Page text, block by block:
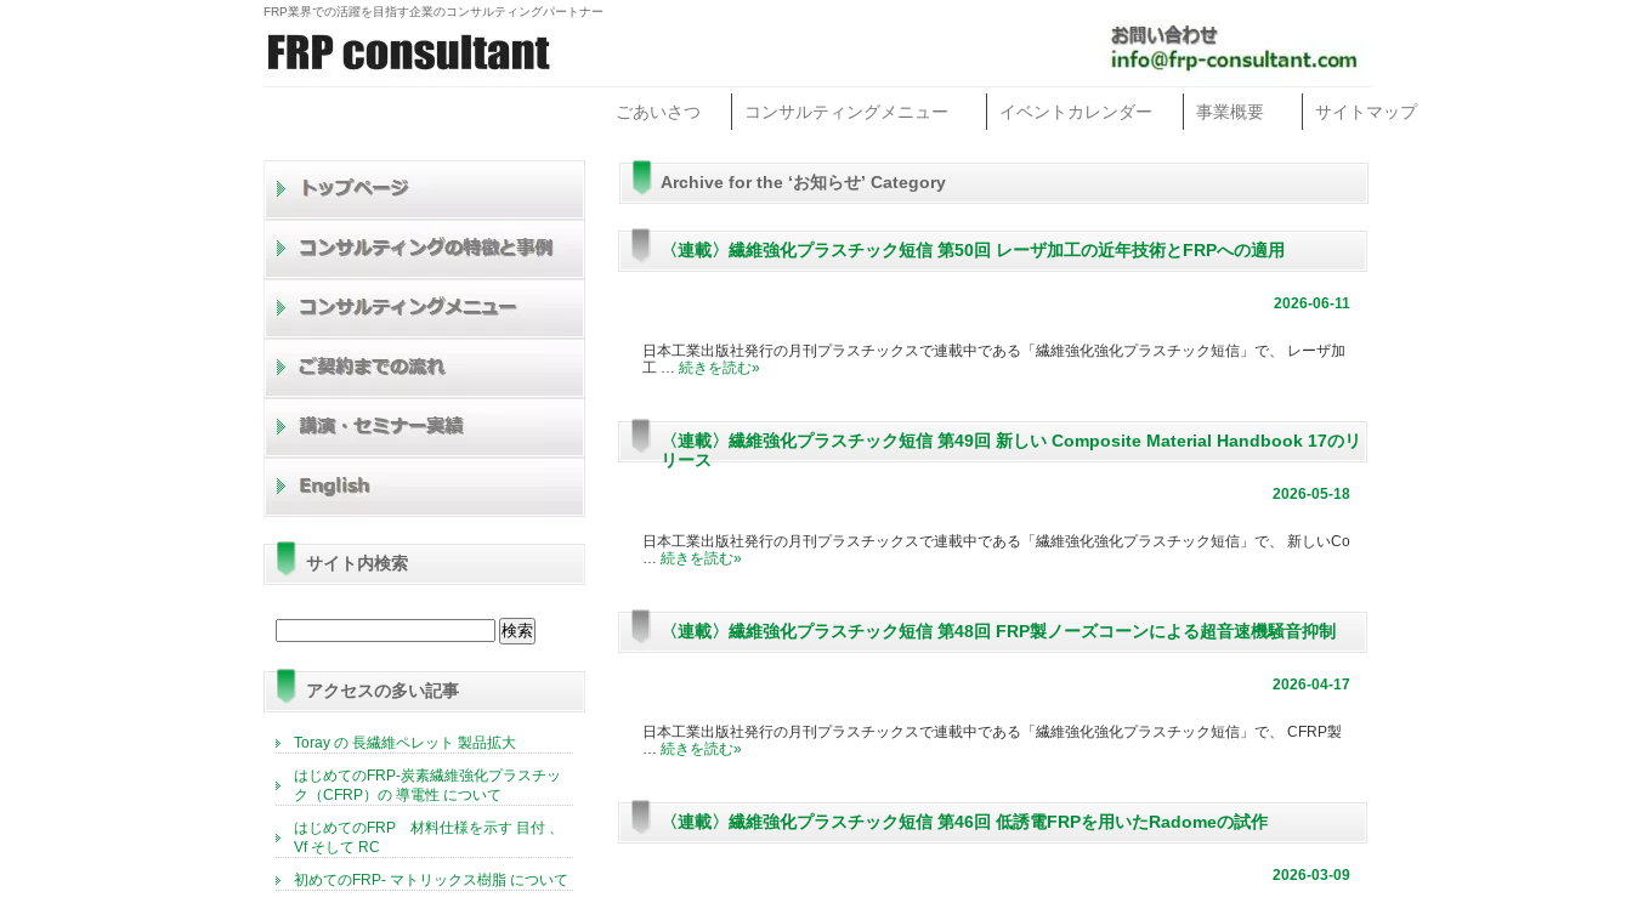
FRP業界での活躍を目指す企業のコンサルティングパートナー
ごあいさつ コンサルティングメニュー イベントカレンダー 事業概要 サイトマップ
Archive for the ‘お知らせ’ Category
〈連載〉繊維強化プラスチック短信 第50回 レーザ加工の近年技術とFRPへの適用
2026-06-11
日本工業出版社発行の月刊プラスチックスで連載中である「繊維強化強化プラスチック短信」で、 レーザ加
工 … 続きを読む»
〈連載〉繊維強化プラスチック短信 第49回 新しい Composite Material Handbook 17のリ
リース
2026-05-18
日本工業出版社発行の月刊プラスチックスで連載中である「繊維強化強化プラスチック短信」で、 新しいCo
… 続きを読む»
〈連載〉繊維強化プラスチック短信 第48回 FRP製ノーズコーンによる超音速機騒音抑制
2026-04-17
日本工業出版社発行の月刊プラスチックスで連載中である「繊維強化強化プラスチック短信」で、 CFRP製
… 続きを読む»
〈連載〉繊維強化プラスチック短信 第46回 低誘電FRPを用いたRadomeの試作
2026-03-09
サイト内検索
検
索:
アクセスの多い記事
Toray の 長繊維ペレット 製品拡大
はじめてのFRP-炭素繊維強化プラスチッ
ク（CFRP）の 導電性 について
はじめてのFRP 材料仕様を示す 目付 、
Vf そして RC
初めてのFRP- マトリックス樹脂 について